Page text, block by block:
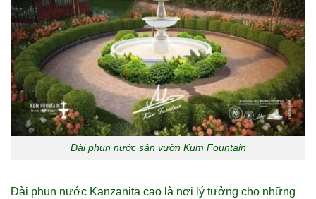
Đài phun nước sân vườn Kum Fountain
Đài phun nước Kanzanita cao là nơi lý tưởng cho những